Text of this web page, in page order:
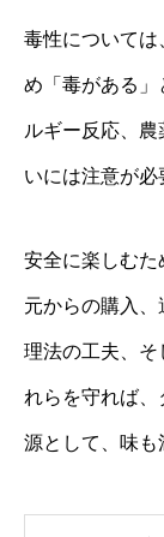
毒性については
め「毒がある」
ルギー反応、
いには注意が必
安全に楽しむ
元からの購入
理法の工夫、そ
れらを守れば、
源として、味も